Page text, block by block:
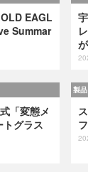
EAGL
Summar
「変態メ
グラス
製